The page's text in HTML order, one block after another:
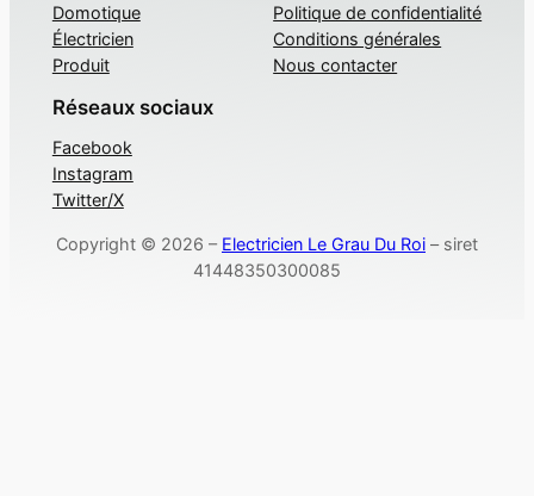
Domotique
Électricien
Produit
Politique de confidentialité
Conditions générales
Nous contacter
Réseaux sociaux
Facebook
Instagram
Twitter/X
Copyright © 2026 – Electricien Le Grau Du Roi – siret
41448350300085